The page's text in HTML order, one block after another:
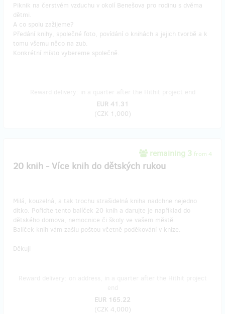
Piknik na čerstvém vzduchu v okolí Benešova pro rodinu s dvěma
dětmi.
A co spolu zažijeme?
Předání knihy, společné foto, povídání o knihách a jejich tvorbě a k
tomu všemu něco na zub.
Konkrétní místo vybereme společně.
EUR 41.31
(CZK 1,000)
remaining 3 from 4
20 knih - Více knih do dětských rukou
Milá, kouzelná, a tak trochu strašidelná kniha nadchne nejedno
dítko. Pořiďte tento balíček 20 knih a darujte je například do
dětského domova, nemocnice či školy ve vašem městě.
Balíček knih vám zašlu poštou včetně poděkování v knize.
Děkuji
EUR 165.22
(CZK 4,000)